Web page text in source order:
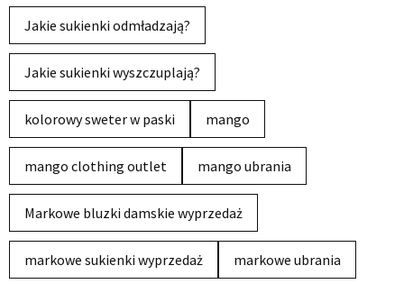
Jakie sukienki odmładzają?
Jakie sukienki wyszczuplają?
kolorowy sweter w paski mango
mango clothing outlet mango ubrania
Markowe bluzki damskie wyprzedaż
markowe sukienki wyprzedaż markowe ubrania